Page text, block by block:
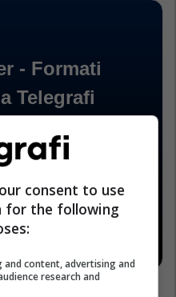
consent to use
for the following
and content, advertising and
research and